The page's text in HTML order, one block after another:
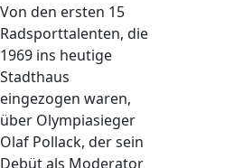
Von den ersten 15
Radsporttalenten, die
1969 ins heutige
Stadthaus
eingezogen waren,
über Olympiasieger
Olaf Pollack, der sein
Debüt als Moderator